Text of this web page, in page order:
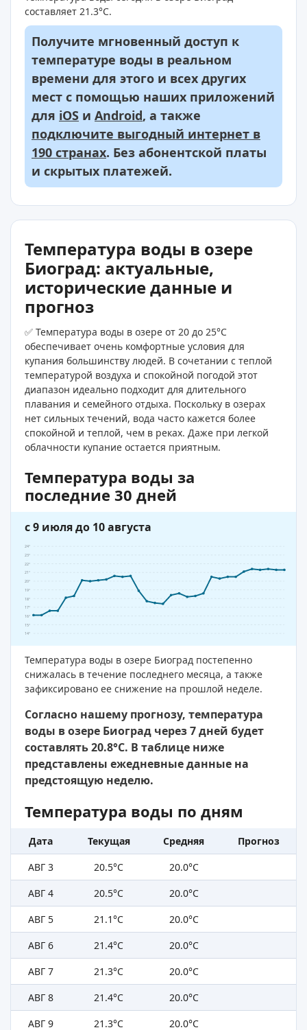
составляет 21.3°C.
Получите мгновенный доступ к
температуре воды в реальном
времени для этого и всех других
мест с помощью наших приложений
для iOS и Android, а также
подключите выгодный интернет в
190 странах. Без абонентской платы
и скрытых платежей.
Температура воды в озере
Биоград: актуальные,
исторические данные и
прогноз
✅ Температура воды в озере от 20 до 25°C
обеспечивает очень комфортные условия для
купания большинству людей. В сочетании с теплой
температурой воздуха и спокойной погодой этот
диапазон идеально подходит для длительного
плавания и семейного отдыха. Поскольку в озерах
нет сильных течений, вода часто кажется более
спокойной и теплой, чем в реках. Даже при легкой
облачности купание остается приятным.
Температура воды за
последние 30 дней
с 9 июля до 10 августа
14°
15°
16°
17°
18°
19°
20°
21°
22°
23°
24°
Температура воды в озере Биоград постепенно
снижалась в течение последнего месяца, а также
зафиксировано ее снижение на прошлой неделе.
Согласно нашему прогнозу, температура
воды в озере Биоград через 7 дней будет
составлять 20.8°C. В таблице ниже
представлены ежедневные данные на
предстоящую неделю.
Температура воды по дням
Дата Текущая Средняя
Прогноз
АВГ 3
20.5°C
20.0°C
АВГ 4
20.5°C
20.0°C
АВГ 5
21.1°C
20.0°C
АВГ 6
21.4°C
20.0°C
АВГ 7
21.3°C
20.0°C
АВГ 8
21.4°C
20.0°C
АВГ 9
21.3°C 20.0°C